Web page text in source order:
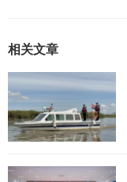
相关文章